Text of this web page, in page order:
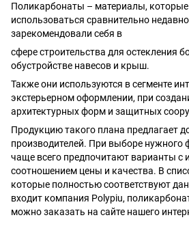
Поликарбонаты – материалы,
использоваться сравнительно
зарекомендовали себя в
сфере строительства для остекления
обустройстве навесов и крыш.
Также они используются в сегменте
экстерьерном оформлении, при
архитектурных форм и защитных
Продукцию такого плана предлагает
производителей. При выборе нужного
чаще всего предпочитают варианты с
соотношением цены и качества. В
которые полностью соответствуют
входит компания Рolypiu,
можно заказать на сайте нашего